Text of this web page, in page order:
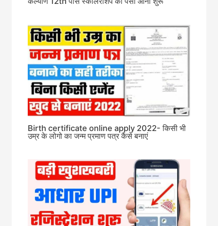
Birth certificate online apply 2022- किसी भी
उम्र के लोगो का जन्म प्रमाण पत्र कैसे बनाएं